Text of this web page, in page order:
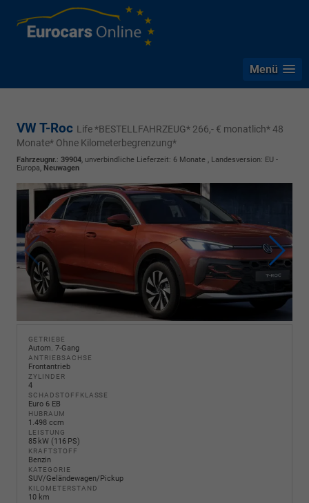
Menü
VW T-Roc Life *BESTELLFAHRZEUG* 266,- € monatlich* 48
Monate* Ohne Kilometerbegrenzung*
Fahrzeugnr.: 39904, unverbindliche Lieferzeit: 6 Monate , Landesversion: EU -
Europa, Neuwagen
GETRIEBE
Autom. 7-Gang
ANTRIEBSACHSE
Frontantrieb
ZYLINDER
4
SCHADSTOFFKLASSE
Euro 6 EB
HUBRAUM
1.498 ccm
LEISTUNG
85 kW (116 PS)
KRAFTSTOFF
Benzin
KATEGORIE
SUV/Geländewagen/Pickup
KILOMETERSTAND
10 km